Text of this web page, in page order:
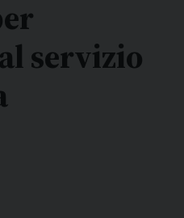
servizio